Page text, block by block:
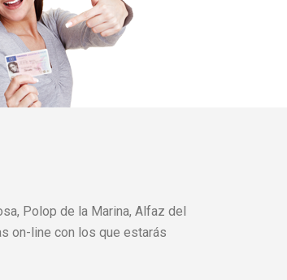
Polop de la Marina, Alfaz del
on-line con los que estarás